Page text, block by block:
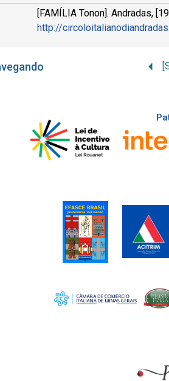
[FAMÍLIA Tonon]. Andradas,
http://